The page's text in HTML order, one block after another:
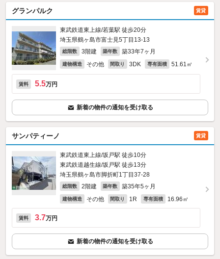
グランパルク 賃貸
東武鉄道東上線/若葉駅 徒歩20分
埼玉県鶴ヶ島市富士見5丁目13-13
総階数 3階建 築年数 築33年7ヶ月
建物構造 その他 間取り 3DK 専有面積 51.61㎡
賃料 5.5万円
新着の物件の通知を受け取る
サンパティーノ 賃貸
東武鉄道東上線/坂戸駅 徒歩10分
東武鉄道越生線/坂戸駅 徒歩13分
埼玉県鶴ヶ島市脚折町1丁目37-28
総階数 2階建 築年数 築35年5ヶ月
建物構造 その他 間取り 1R 専有面積 16.96㎡
賃料 3.7万円
新着の物件の通知を受け取る